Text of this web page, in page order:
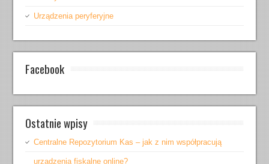
Urządzenia peryferyjne
Facebook
Ostatnie wpisy
Centralne Repozytorium Kas – jak z nim współpracują
urządzenia fiskalne online?